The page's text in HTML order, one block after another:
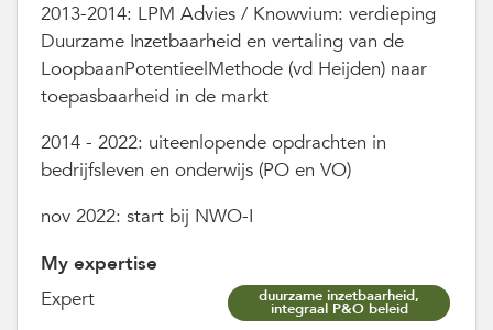
2013-2014: LPM Advies / Knowvium: verdieping
Duurzame Inzetbaarheid en vertaling van de
LoopbaanPotentieelMethode (vd Heijden) naar
toepasbaarheid in de markt
2014 - 2022: uiteenlopende opdrachten in
bedrijfsleven en onderwijs (PO en VO)
nov 2022: start bij NWO-I
My expertise
Expert
duurzame inzetbaarheid,
integraal P&O beleid